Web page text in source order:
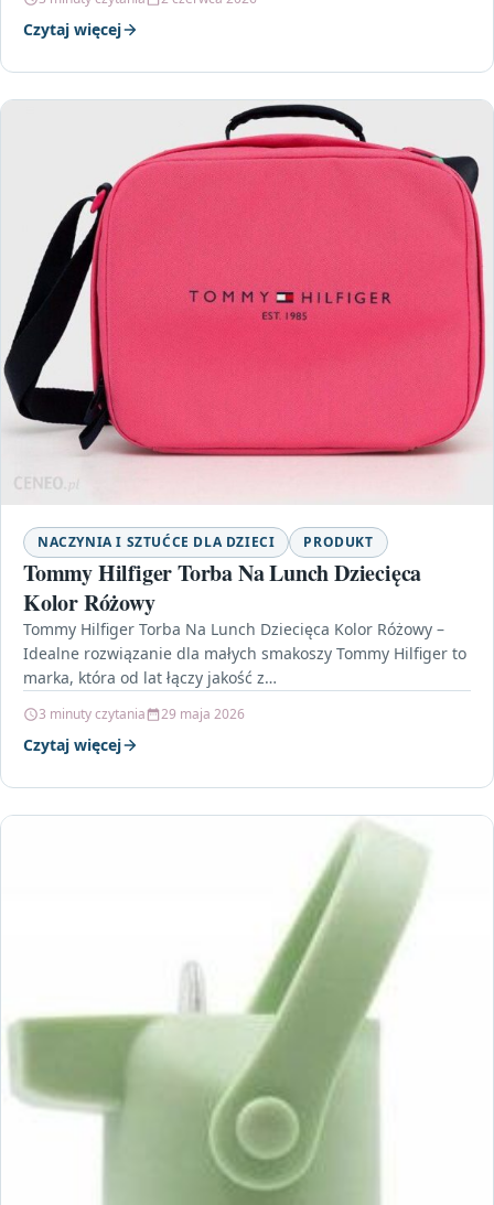
Czytaj więcej
NACZYNIA I SZTUĆCE DLA DZIECI PRODUKT
Tommy Hilfiger Torba Na Lunch Dziecięca
Kolor Różowy
Tommy Hilfiger Torba Na Lunch Dziecięca Kolor Różowy –
Idealne rozwiązanie dla małych smakoszy Tommy Hilfiger to
marka, która od lat łączy jakość z…
3 minuty czytania 29 maja 2026
Czytaj więcej